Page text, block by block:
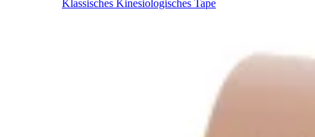
Klassisches Kinesiologisches Tape